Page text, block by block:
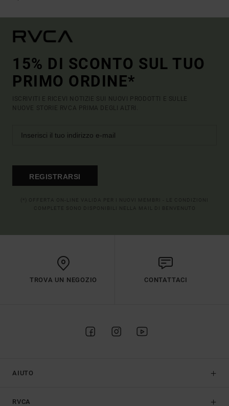
15% DI SCONTO SUL TUO
PRIMO ORDINE*
ISCRIVITI E RICEVI NOTIZIE SUI NUOVI PRODOTTI E SULLE
NUOVE STORIE RVCA PRIMA DEGLI ALTRI.
REGISTRARSI
TROVA UN NEGOZIO CONTATTACI
AIUTO
RVCA